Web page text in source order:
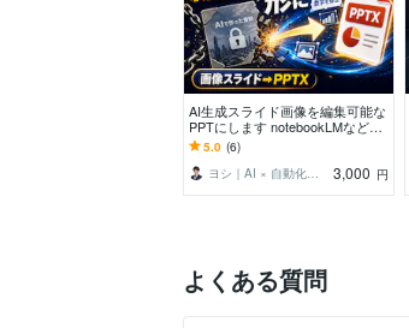
AI生成スライド画像を編集可能な
PPTにします notebookLMなどの
AI資料を、パワポで修正できる形
に
5.0 (6)
ヨシ｜AI × 自動化で「面倒」を消す人
3,000 円
よくある質問